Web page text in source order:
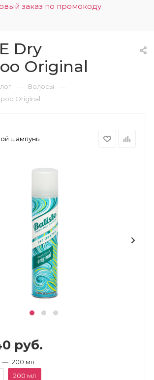
заказ по промокоду
0
Dry
Original
— Волосы —
Original
шампунь
руб.
— 200 мл
200 мл